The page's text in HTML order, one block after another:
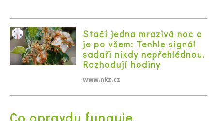
Stačí jedna mrazivá noc a
je po všem: Tenhle signál
sadaři nikdy nepřehlédnou.
Rozhodují hodiny
www.nkz.cz